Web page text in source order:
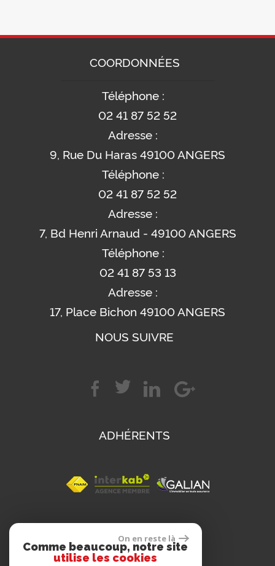
COORDONNÉES
Téléphone :
02 41 87 52 52
Adresse :
9, Rue Du Haras 49100 ANGERS
Téléphone :
02 41 87 52 52
Adresse :
7, Bd Henri Arnaud - 49100 ANGERS
Téléphone :
02 41 87 53 13
Adresse :
17, Place Bichon 49100 ANGERS
NOUS SUIVRE
ADHÉRENTS
SE CONNECTER
On en reste là
Comme beaucoup, notre site
utilise les cookies